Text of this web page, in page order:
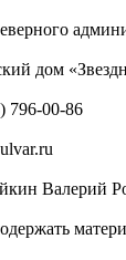
дом
796-00-86
Валерий